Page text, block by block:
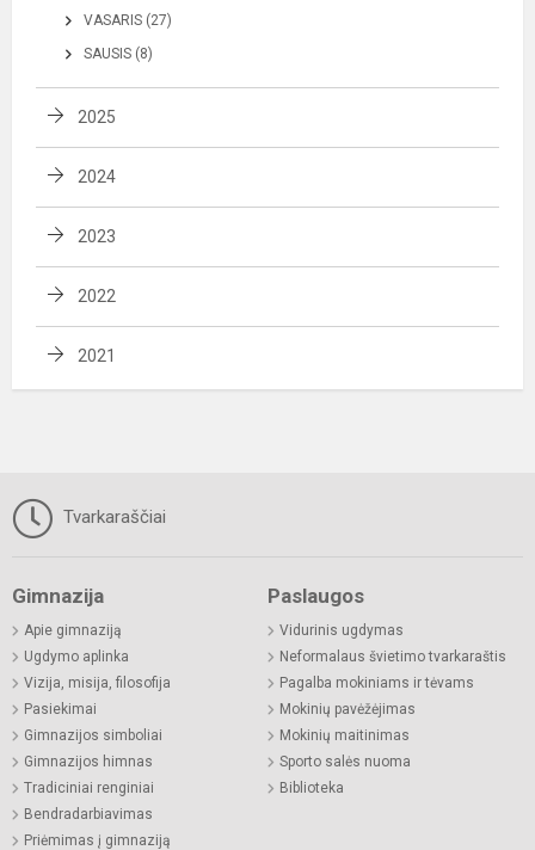
VASARIS (27)
SAUSIS (8)
2025
2024
2023
2022
2021
Tvarkaraščiai
Gimnazija
Apie gimnaziją
Ugdymo aplinka
Vizija, misija, filosofija
Pasiekimai
Gimnazijos simboliai
Gimnazijos himnas
Tradiciniai renginiai
Bendradarbiavimas
Priėmimas į gimnaziją
Paslaugos
Vidurinis ugdymas
Neformalaus švietimo tvarkaraštis
Pagalba mokiniams ir tėvams
Mokinių pavėžėjimas
Mokinių maitinimas
Sporto salės nuoma
Biblioteka